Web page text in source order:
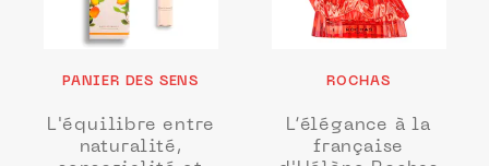
PANIER DES SENS
L'équilibre entre
naturalité,
ROCHAS
L’élégance à la
française